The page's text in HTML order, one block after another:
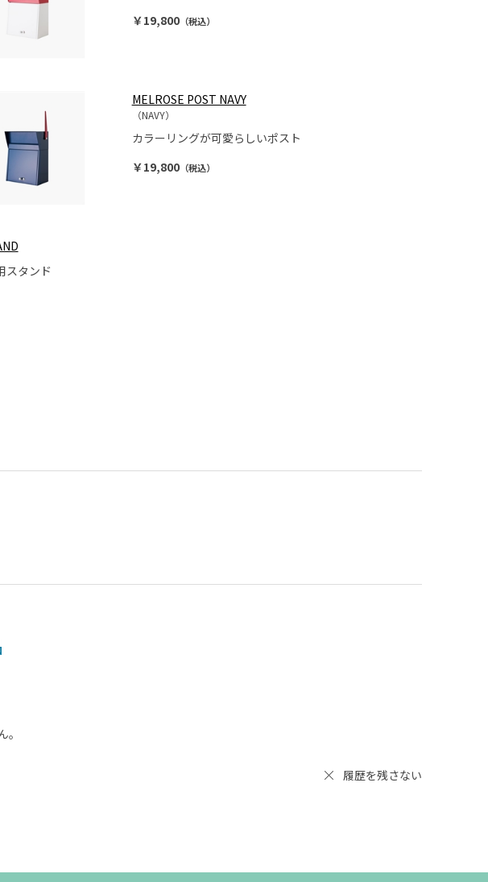
￥19,800（税込）
MELROSE POST NAVY
（NAVY）
カラーリングが可愛らしいポスト
￥19,800（税込）
スタンド
履歴を残さない